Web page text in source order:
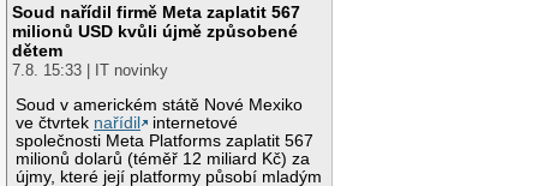
Soud nařídil firmě Meta zaplatit 567
milionů USD kvůli újmě způsobené
dětem
7.8. 15:33 | IT novinky
Soud v americkém státě Nové Mexiko
ve čtvrtek nařídil
internetové
společnosti Meta Platforms zaplatit 567
milionů dolarů (téměř 12 miliard Kč) za
újmy, které její platformy působí mladým